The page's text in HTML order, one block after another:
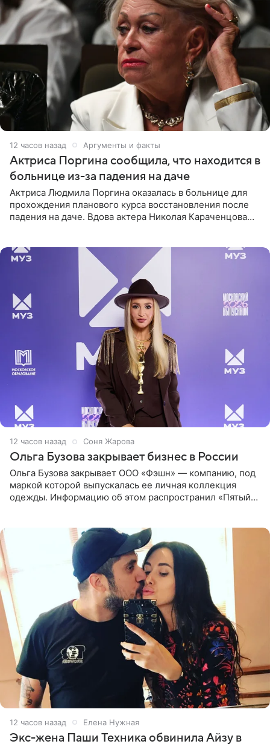
12 часов назад Аргументы и факты
Актриса Поргина сообщила, что находится в
больнице из-за падения на даче
Актриса Людмила Поргина оказалась в больнице для
прохождения планового курса восстановления после
падения на даче. Вдова актера Николая Караченцова
12 часов назад Соня Жарова
Ольга Бузова закрывает бизнес в России
Ольга Бузова закрывает ООО «Фэшн» — компанию, под
маркой которой выпускалась ее личная коллекция
одежды. Информацию об этом распространил «Пятый
12 часов назад Елена Нужная
Экс-жена Паши Техника обвинила Айзу в